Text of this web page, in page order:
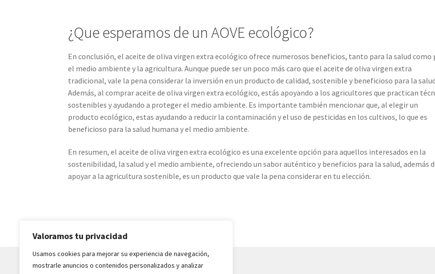
Valoramos tu privacidad
Usamos cookies para mejorar su experiencia de navegación,
mostrarle anuncios o contenidos personalizados y analizar
¿Que esperamos de un AOVE ecológico?
En conclusión, el aceite de oliva virgen extra ecológico ofrece numerosos beneficios, tanto para la salud como
el medio ambiente y la agricultura. Aunque puede ser un poco más caro que el aceite de oliva virgen extra
tradicional, vale la pena considerar la inversión en un producto de calidad, sostenible y beneficioso para la
Además, al comprar aceite de oliva virgen extra ecológico, estás apoyando a los agricultores que practican
sostenibles y ayudando a proteger el medio ambiente. Es importante también mencionar que, al elegir un
producto ecológico, estas ayudando a reducir la contaminación y el uso de pesticidas en los cultivos, lo que es
beneficioso para la salud humana y el medio ambiente.
En resumen, el aceite de oliva virgen extra ecológico es una excelente opción para aquellos interesados en la
sostenibilidad, la salud y el medio ambiente, ofreciendo un sabor auténtico y beneficios para la salud, además
apoyar a la agricultura sostenible, es un producto que vale la pena considerar en tu elección.